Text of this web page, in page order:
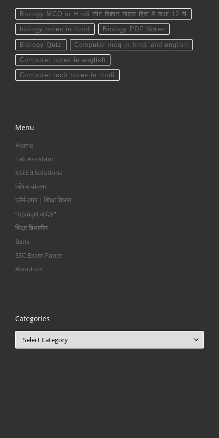
Biology MCQ in Hindi जीव विज्ञान नोट्स हिंदी में कक्षा 12 वीं
biology notes in hinid Biology PDF Notes
Biology Quiz Computer mcq in hindi and english
Computer notes in english
Computer rscit notes in hindi
Menu
Home
Lab Assistant
KSEEB Solutions
क्लिक योजना
फॉर्म-प्रपत्र | शिक्षा विभाग
“महत्वपूर्ण आदेश”
शिक्षा विभागीय
Bank
SSC Exam Paper
About-Us
Categories